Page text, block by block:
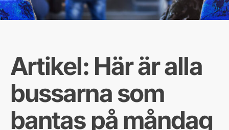
Artikel: Här är alla
bussarna som
bantas på måndag